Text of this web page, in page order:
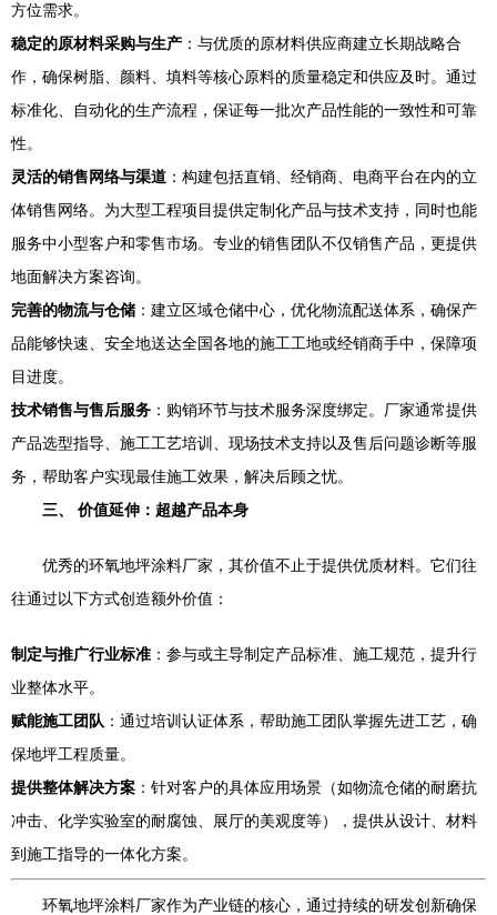
方位需求。
稳定的原材料采购与生产 ：与优质的原材料供应商建立长期战略合
作，确保树脂、颜料、填料等核心原料的质量稳定和供应及时。通过
标准化、自动化的生产流程，保证每一批次产品性能的一致性和可靠
性。
灵活的销售网络与渠道 ：构建包括直销、经销商、电商平台在内的立
体销售网络。为大型工程项目提供定制化产品与技术支持，同时也能
服务中小型客户和零售市场。专业的销售团队不仅销售产品，更提供
地面解决方案咨询。
完善的物流与仓储 ：建立区域仓储中心，优化物流配送体系，确保产
品能够快速、安全地送达全国各地的施工工地或经销商手中，保障项
目进度。
技术销售与售后服务 ：购销环节与技术服务深度绑定。厂家通常提供
产品选型指导、施工工艺培训、现场技术支持以及售后问题诊断等服
务，帮助客户实现最佳施工效果，解决后顾之忧。
三、 价值延伸：超越产品本身
优秀的环氧地坪涂料厂家，其价值不止于提供优质材料。它们往
往通过以下方式创造额外价值：
制定与推广行业标准 ：参与或主导制定产品标准、施工规范，提升行
业整体水平。
赋能施工团队 ：通过培训认证体系，帮助施工团队掌握先进工艺，确
保地坪工程质量。
提供整体解决方案 ：针对客户的具体应用场景（如物流仓储的耐磨抗
冲击、化学实验室的耐腐蚀、展厅的美观度等），提供从设计、材料
到施工指导的一体化方案。
环氧地坪涂料厂家作为产业链的核心，通过持续的研发创新确保